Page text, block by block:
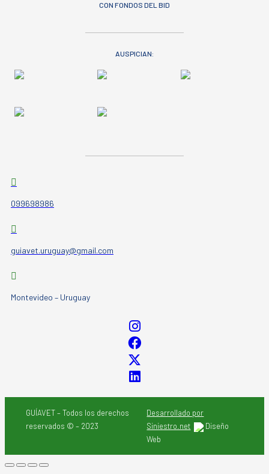
CON FONDOS DEL BID
AUSPICIAN:
099698986
guiavet.uruguay@gmail.com
Montevideo – Uruguay
GUÍAVET – Todos los derechos
reservados © – 2023
Desarrollado por
Siniestro.net
Diseño
Web